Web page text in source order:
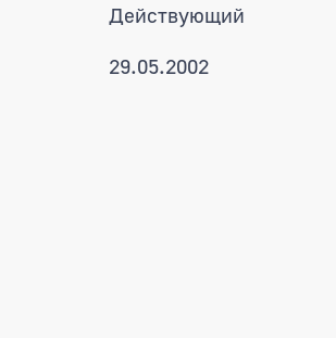
Действующий
29.05.2002